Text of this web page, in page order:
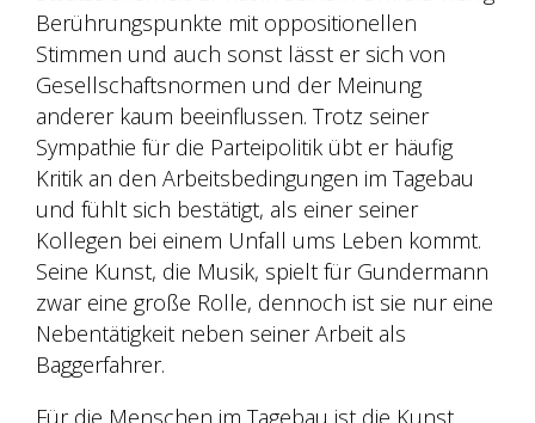
Berührungspunkte mit oppositionellen
Stimmen und auch sonst lässt er sich von
Gesellschaftsnormen und der Meinung
anderer kaum beeinflussen. Trotz seiner
Sympathie für die Parteipolitik übt er häufig
Kritik an den Arbeitsbedingungen im Tagebau
und fühlt sich bestätigt, als einer seiner
Kollegen bei einem Unfall ums Leben kommt.
Seine Kunst, die Musik, spielt für Gundermann
zwar eine große Rolle, dennoch ist sie nur eine
Nebentätigkeit neben seiner Arbeit als
Baggerfahrer.